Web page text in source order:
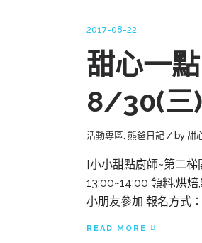
2017-08-22
甜心一
8/30(三
活動專區, 熊爸日記 by 甜
[小小甜點廚師~第二梯
13:00~14:00 領料.烘
小朋友參加 報名方式
READ MORE